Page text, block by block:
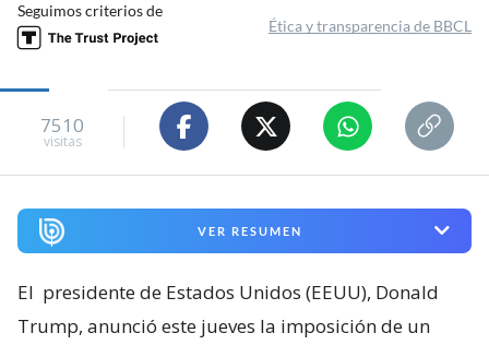
Seguimos criterios de
Ética y transparencia de BBCL
7510
visitas
VER RESUMEN
El presidente de Estados Unidos (EEUU), Donald
Trump, anunció este jueves la imposición de un